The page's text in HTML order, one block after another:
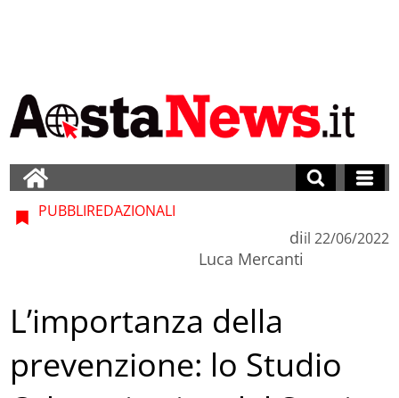
PUBBLIREDAZIONALI
di
Luca Mercanti
il 22/06/2022
L’importanza della
prevenzione: lo Studio